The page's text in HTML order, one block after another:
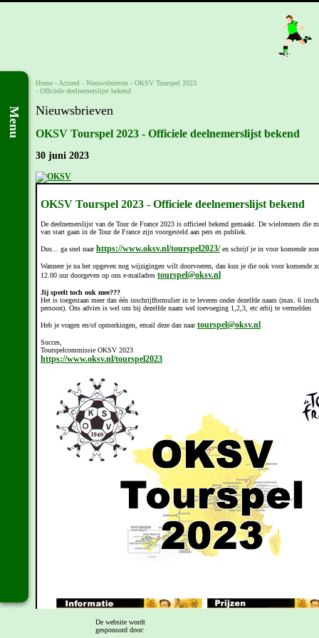
Menu
Home - Actueel - Nieuwsbrieven - OKSV Tourspel 2023
- Officiele deelnemerslijst bekend
Nieuwsbrieven
OKSV Tourspel 2023 - Officiele deelnemerslijst bekend
30 juni 2023
OKSV Tourspel 2023 - Officiele deelnemerslijst bekend
De deelnemerslijst van de Tour de France 2023 is officieel bekend gemaakt. De wielrenners die
van start gaan in de Tour de France zijn voorgesteld aan pers en publiek.
Dus... ga snel naarhttps://www.oksv.nl/tourspel2023/ en schrijf je in voor komende
Wanneer je na het opgeven nog wijzigingen wilt doorvoeren, dan kun je die ook voor komende
12.00 uur doorgeven op ons e-mailadres tourspel@oksv.nl
Jij speelt toch ook mee???
Het is toegestaan meer dan één inschrijfformulier in te leveren onder dezelfde naam (max. 6
persoon). Ons advies is wel om bij dezelfde naam wel toevoeging 1,2,3, etc erbij te vermelden
Heb je vragen en/of opmerkingen, email deze dan naartourspel@oksv.nl
Succes,
Tourspelcommissie OKSV 2023
https://www.oksv.nl/tourspel2023
De website wordt
gesponsord door: